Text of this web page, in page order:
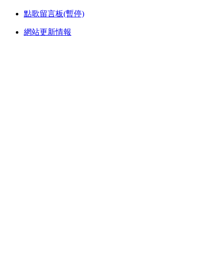
點歌留言板(暫停)
網站更新情報